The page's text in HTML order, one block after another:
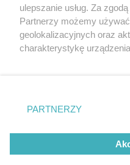
© 2026
ulepszanie usług. Za
Partnerzy możemy
geolokalizacyjnych oraz
charakterystykę
zmienić/wycofać klikając
znajdujący się w lewym
rodzaje przetwarzania
użytkownika, ale masz
przetwarzaniu. Preferencje
PARTNERZY